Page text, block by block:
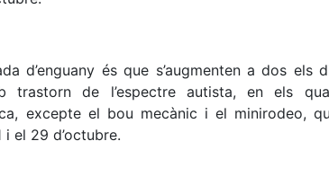
d’enguany és que s’augmenten a dos els
trastorn de l’espectre autista, en els
excepte el bou mecànic i el minirodeo,
el 29 d’octubre.